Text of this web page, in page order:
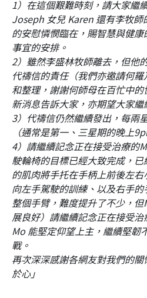
1）在這個艱難時刻，請大家繼
Joseph 女兒 Karen 還有李牧
的安慰憐憫臨在，賜智慧與健
事宜的安排。
2）雖然李盛林牧師離去，但他
代禱信的責任（我們亦邀請何
和整理，謝謝何師母在百忙中
新消息告訴大家，亦期望大家
3）代禱信仍然繼續發出，每兩
（通常是第一、三星期的晚上
4）請繼續記念正在接受治療的
駛輪椅的目標已經大致完成，
的肌肉將手托在手柄上前後左
向左手駕駛的訓練、以及右手
整個手臂，難度提升了不少，
展良好）請繼續記念正在接受
Mo 能堅定仰望上主，繼續堅韌
戰。
再次深深感謝各網友對我們的
於心 」